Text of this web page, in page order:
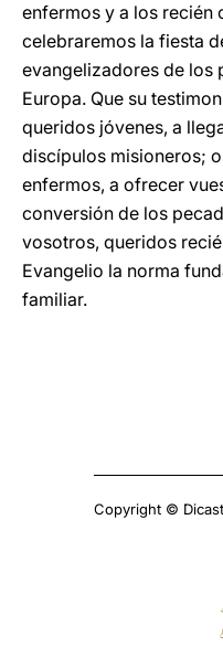
enfermos y a los recién
celebraremos la fiesta
evangelizadores de los
Europa. Que su
queridos jóvenes, a
discípulos misioneros;
enfermos, a ofrecer
conversión de los
vosotros, queridos
Evangelio la norma
familiar.
Copyright ©